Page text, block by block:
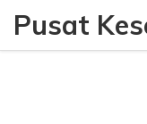
Pusat